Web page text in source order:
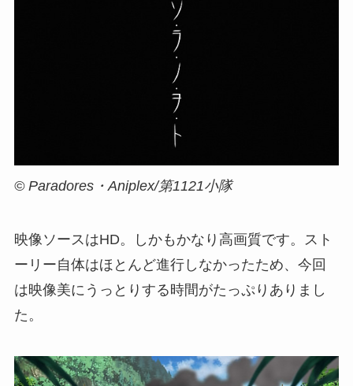
© Paradores・Aniplex/第1121小隊
映像ソースはHD。しかもかなり高画質です。スト
ーリー自体はほとんど進行しなかったため、今回
は映像美にうっとりする時間がたっぷりありまし
た。